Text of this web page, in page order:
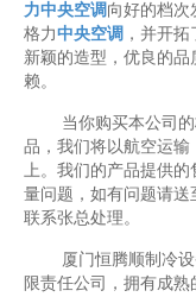
力中央空调 向好的档次
格力中央空调 ，并开
新颖的造型，优良的
赖。
当你购买本公司
品，我们将以航空运
上。我们的产品提供
量问题，如有问题请送
联系张总处理。
厦门恒腾顺制冷
限责任公司，拥有成